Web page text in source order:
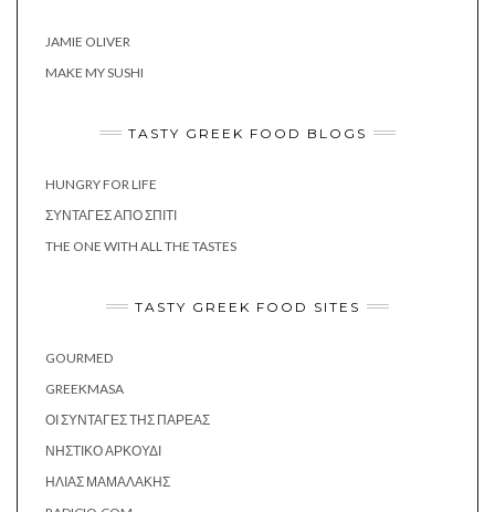
JAMIE OLIVER
MAKE MY SUSHI
TASTY GREEK FOOD BLOGS
HUNGRY FOR LIFE
ΣΥΝΤΑΓΈΣ ΑΠΌ ΣΠΊΤΙ
THE ONE WITH ALL THE TASTES
TASTY GREEK FOOD SITES
GOURMED
GREEKMASA
ΟΙ ΣΥΝΤΑΓΈΣ ΤΗΣ ΠΑΡΈΑΣ
ΝΗΣΤΙΚΌ ΑΡΚΟΎΔΙ
ΗΛΊΑΣ ΜΑΜΑΛΆΚΗΣ